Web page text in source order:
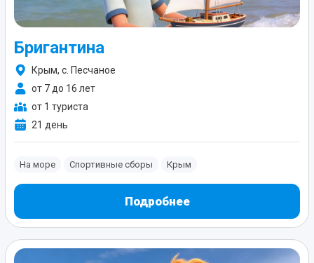
Бригантина
Крым, с. Песчаное
от 7 до 16 лет
от 1 туриста
21 день
На море Спортивные сборы Крым
Подробнее